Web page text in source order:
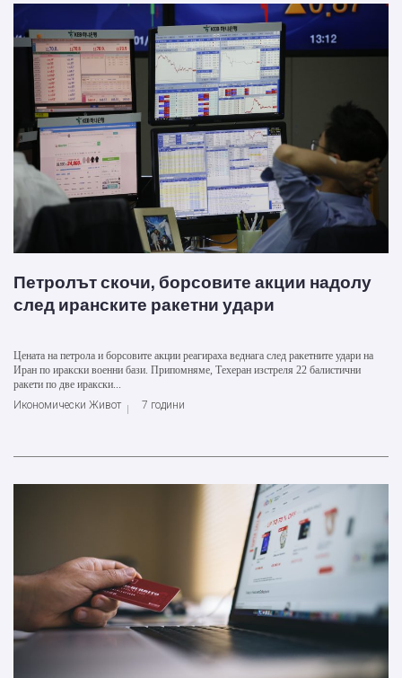
Петролът скочи, борсовите акции надолу
след иранските ракетни удари
Цената на петрола и борсовите акции реагираха веднага след ракетните удари на
Иран по иракски военни бази. Припомняме, Техеран изстреля 22 балистични
ракети по две иракски...
Икономически Живот
7 години